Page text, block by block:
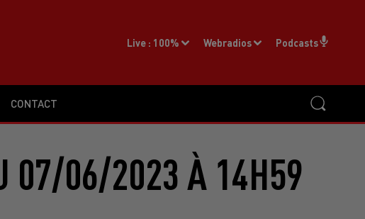
CONTACT
Live : 100% Webradios Podcasts
07/06/2023 À 14H59